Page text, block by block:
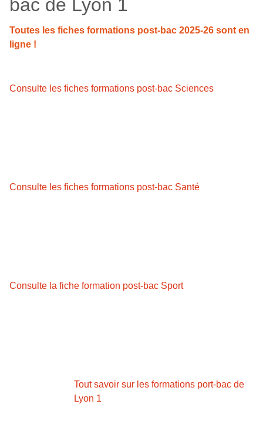
bac de Lyon 1
Toutes les fiches formations post-bac 2025-26 sont en
ligne !
Consulte les fiches formations post-bac Sciences
Consulte les fiches formations post-bac Santé
Consulte la fiche formation post-bac Sport
Tout savoir sur les formations port-bac de
Lyon 1